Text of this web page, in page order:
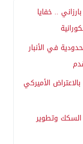
.. خفايا
في الأنبار
الأميركي
السكك وتطوير